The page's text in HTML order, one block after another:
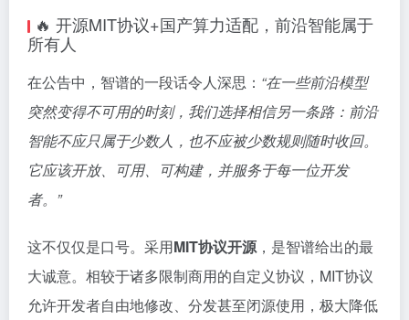
🔥 开源MIT协议+国产算力适配，前沿智能属于
所有人
在公告中，智谱的一段话令人深思： “在一些前沿模型
突然变得不可用的时刻，我们选择相信另一条路：前沿
智能不应只属于少数人，也不应被少数规则随时收回。
它应该开放、可用、可构建，并服务于每一位开发
者。”
这不仅仅是口号。采用MIT协议开源，是智谱给出的最
大诚意。相较于诸多限制商用的自定义协议，MIT协议
允许开发者自由地修改、分发甚至闭源使用，极大降低